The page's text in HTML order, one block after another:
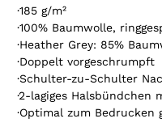
r
t
i
k
e
l
.
·185 g/m²
·100% Baumwolle,
·Heather Grey: 85%
·Doppelt vorgeschrumpft
·Schulter-zu-Schulter
·2-lagiges Halsbündchen
·Optimal zum Bedrucken